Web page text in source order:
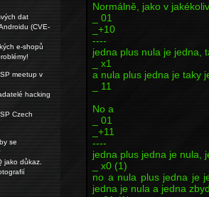
Normálně, jako v
_ 01
_+10
----
jedna plus nula je jedna,
_ x1
a nula plus jedna je taky
_ 11
No a
_ 01
_+11
----
jedna plus jedna je nula,
_ x0 (1)
no a nula plus jedna je
jedna je nula a jedna
dat
(CVE-
e-shopů
meetup v
hacking
Czech
se
jako důkaz.